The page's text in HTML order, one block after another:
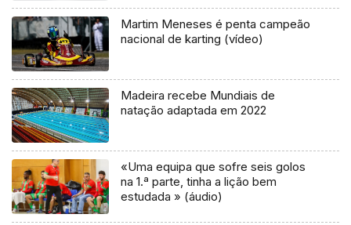
Martim Meneses é penta campeão
nacional de karting (vídeo)
Madeira recebe Mundiais de
natação adaptada em 2022
«Uma equipa que sofre seis golos
na 1.ª parte, tinha a lição bem
estudada » (áudio)